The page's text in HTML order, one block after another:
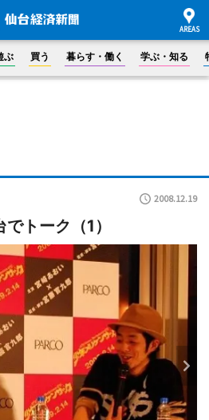
ぶ 買う 暮らす・働く 学ぶ・知る
2008.12.19
トーク（1）